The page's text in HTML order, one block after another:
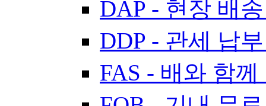
DAP - 현장 배
DDP - 관세 납
FAS - 배와 함께